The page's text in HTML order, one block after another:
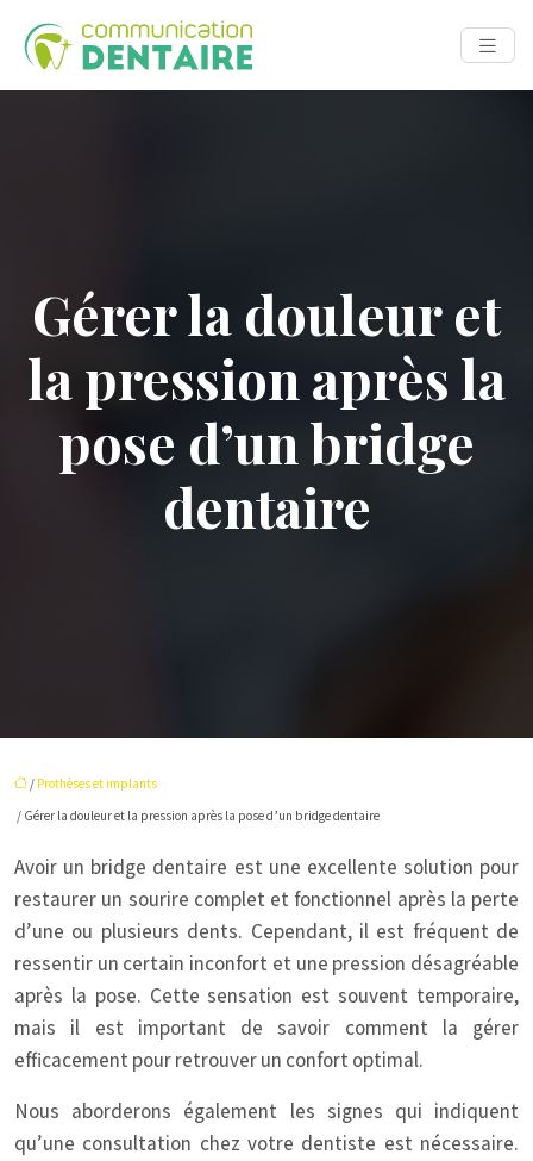
Gérer la douleur et
la pression après la
pose d’un bridge
dentaire
/ Prothèses et implants
/ Gérer la douleur et la pression après la pose d’un bridge dentaire
Avoir un bridge dentaire est une excellente solution pour
restaurer un sourire complet et fonctionnel après la perte
d’une ou plusieurs dents. Cependant, il est fréquent de
ressentir un certain inconfort et une pression désagréable
après la pose. Cette sensation est souvent temporaire,
mais il est important de savoir comment la gérer
efficacement pour retrouver un confort optimal.
Nous aborderons également les signes qui indiquent
qu’une consultation chez votre dentiste est nécessaire.